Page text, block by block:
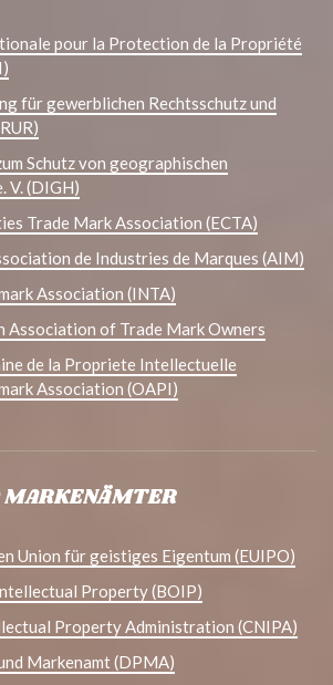
pour la Protection de la Propriété
für gewerblichen Rechtsschutz und
Schutz von geographischen
V. (DIGH)
Trade Mark Association (ECTA)
de Industries de Marques (AIM)
Association (INTA)
Association of Trade Mark Owners
de la Propriete Intellectuelle
Association (OAPI)
Union für geistiges Eigentum (EUIPO)
Property (BOIP)
Property Administration (CNIPA)
Markenamt (DPMA)